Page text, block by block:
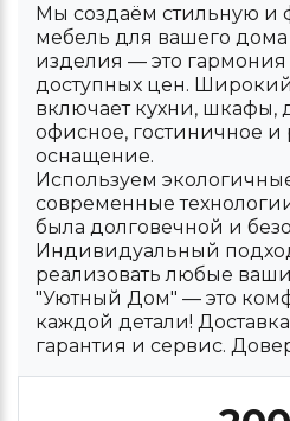
Мы создаём стильную и
мебель для вашего
изделия — это гармония
доступных цен.
включает кухни, шкафы,
офисное, гостиничное и
оснащение.
Используем
современные
была долговечной и
Индивидуальный
реализовать любые
"Уютный Дом" — это
каждой детали!
гарантия и сервис.